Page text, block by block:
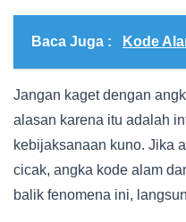
Baca Juga : Kode
Jangan kaget dengan
alasan karena itu adalah
kebijaksanaan kuno. Jika
cicak, angka kode alam
balik fenomena ini,